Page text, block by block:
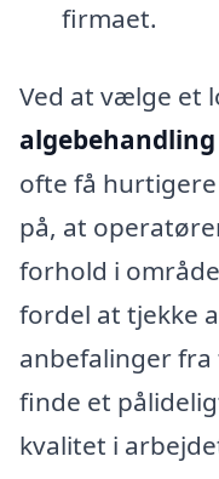
firmaet.
Ved at vælge et
ofte få
på, at
forhold i
fordel at tjekke
anbefalinger
finde et
kvalitet i